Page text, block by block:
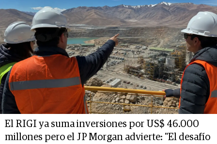
El RIGI ya suma inversiones por US$ 46.000
millones pero el JP Morgan advierte: "El desafío